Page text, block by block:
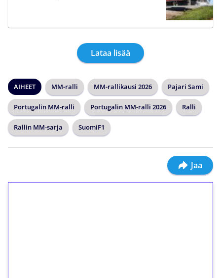
Lataa lisää
AIHEET MM-ralli MM-rallikausi 2026 Pajari Sami
Portugalin MM-ralli Portugalin MM-ralli 2026 Ralli
Rallin MM-sarja SuomiF1
Jaa